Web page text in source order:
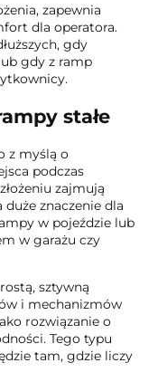
zapewnia
dla operatora.
gdy
gdy z ramp
stałe
z myślą o
podczas
zajmują
znaczenie dla
w pojeździe lub
w garażu czy
sztywną
i mechanizmów
rozwiązanie o
Tego typu
tam, gdzie liczy